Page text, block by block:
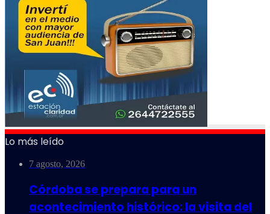
Lo más leído
7 agosto, 2026
Córdoba se prepara para un
acontecimiento histórico: la visita del